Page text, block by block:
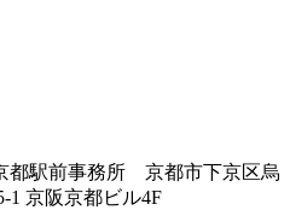
駅前事務所 京都市下京区烏
1 京阪京都ビル4F